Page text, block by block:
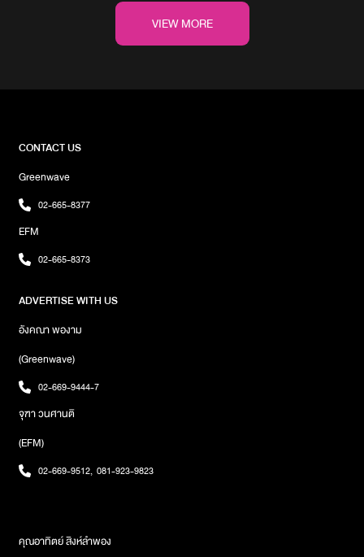
“คนจริงใจ” ที่ได้ “ปู่จ๋าน ลองไมค์, พงศ์ พัทลุง, ลำไย ไหทองคำ” มารวม
เติมเต็มสีสันในครั้งนี้ยังไม่หมดเพียงเท่านี้ เพราะในอัลบั้มจัดเต็มจุกๆ ไว้
อัลบั้มมาสเตอร์พีซจาก “COCKTAIL” ที่อัดแน่นไปด้วยคุณภาพ
ในรูปแบบ Standard Edition และแบบ Collector's Editionภาพ :
VIEW MORE
CONTACT US
Greenwave
02-665-8377
EFM
02-665-8373
ADVERTISE WITH US
อังคณา พองาม
(Greenwave)
02-669-9444-7
จุฑา วนศานติ
(EFM)
02-669-9512, 081-923-9823
คุณอาทิตย์ สิงห์ลำพอง